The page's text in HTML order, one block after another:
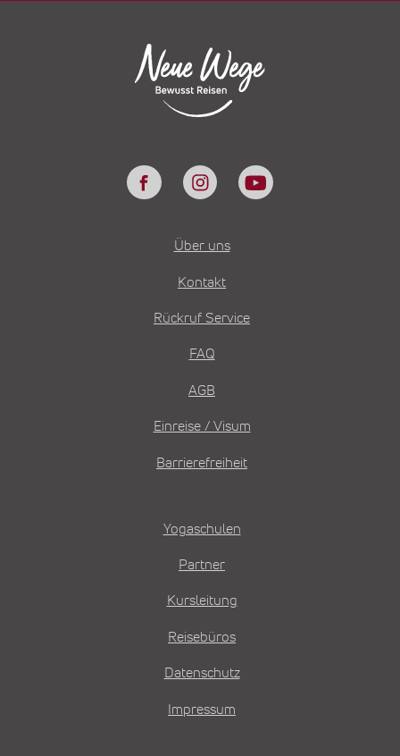
Über uns
Kontakt
Rückruf Service
FAQ
AGB
Einreise / Visum
Barrierefreiheit
Yogaschulen
Partner
Kursleitung
Reisebüros
Datenschutz
Impressum